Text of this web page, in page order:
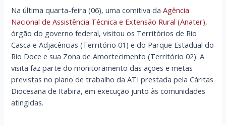
Na última quarta-feira (06), uma comitiva daAgência
Nacional de Assistência Técnica e Extensão Rural (Anater),
órgão do governo federal, visitou os Territórios de Rio
Casca e Adjacências (Território 01) e do Parque Estadual do
Rio Doce e sua Zona de Amortecimento (Território 02). A
visita faz parte do monitoramento das ações e metas
previstas no plano de trabalho da ATI prestada pela Cáritas
Diocesana de Itabira, em execução junto às comunidades
atingidas.